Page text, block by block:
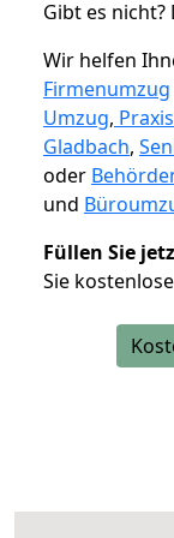
Gibt es
Wir helfen
Firmenumzug
Umzug,
Gladbach,
oder
und
Füllen Sie
Sie